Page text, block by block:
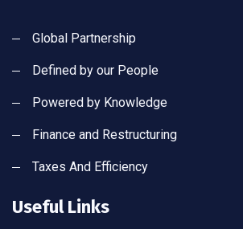
Global Partnership
Defined by our People
Powered by Knowledge
Finance and Restructuring
Taxes And Efficiency
Useful Links